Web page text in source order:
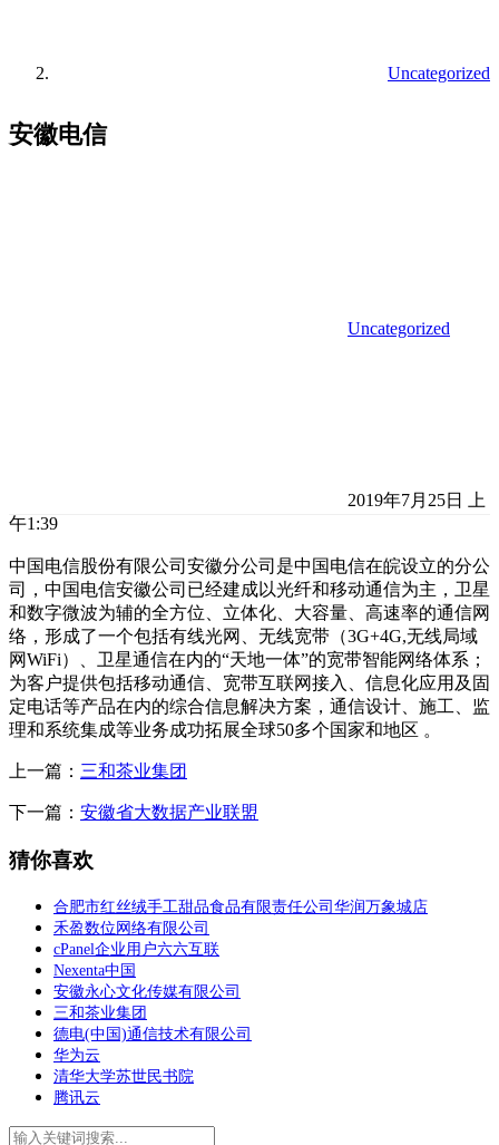
Uncategorized
安徽电信
Uncategorized
2019年7月25日 上
午1:39
中国电信股份有限公司安徽分公司是中国电信在皖设立的分公
司，中国电信安徽公司已经建成以光纤和移动通信为主，卫星
和数字微波为辅的全方位、立体化、大容量、高速率的通信网
络，形成了一个包括有线光网、无线宽带（3G+4G,无线局域
网WiFi）、卫星通信在内的“天地一体”的宽带智能网络体系；
为客户提供包括移动通信、宽带互联网接入、信息化应用及固
定电话等产品在内的综合信息解决方案，通信设计、施工、监
理和系统集成等业务成功拓展全球50多个国家和地区 。
上一篇： 三和茶业集团
下一篇： 安徽省大数据产业联盟
猜你喜欢
合肥市红丝绒手工甜品食品有限责任公司华润万象城店
禾盈数位网络有限公司
cPanel企业用户六六互联
Nexenta中国
安徽永心文化传媒有限公司
三和茶业集团
德电(中国)通信技术有限公司
华为云
清华大学苏世民书院
腾讯云